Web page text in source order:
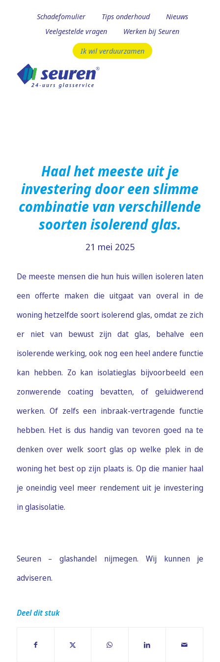
Schadefomulier Tips onderhoud
Nieuws
Veelgestelde vragen
Werken bij Seuren
Ik wil verduurzamen
Haal het meeste uit je
investering door een slimme
combinatie van verschillende
soorten isolerend glas.
21 mei 2025
De meeste mensen die hun huis willen isoleren laten
een offerte maken die uitgaat van overal in de
woning hetzelfde soort isolerend glas, omdat ze zich
er niet van bewust zijn dat glas, behalve een
isolerende werking, ook nog een heel andere functie
kan hebben. Zo kan isolatieglas bijvoorbeeld een
zonwerende coating bevatten, of geluidwerend
werken. Of zelfs een inbraak-vertragende functie
hebben. Het is dus handig van tevoren goed na te
denken over welk soort glas op welke plek in de
woning het best op zijn plaats is. Op die manier haal
je oneindig veel meer rendement uit je investering
in glasisolatie.
Seuren – glashandel nijmegen. Wij kunnen je
adviseren.
Deel dit stuk